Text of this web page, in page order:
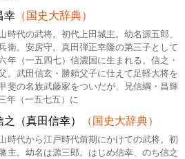
幸 （国史大辞典）
時代の武将。初代上田城主。幼名源五郎、
衛。安房守。真田弾正幸隆の第三子として
年（一五四七）信濃国に生まれる。信之・
。武田信玄・勝頼父子に仕えて足軽大将を
斐の名族武藤家をついだが、兄信綱・昌輝
年（一五七五）に
之（真田信幸） （国史大辞典）
時代から江戸時代前期にかけての武将。初
主。幼名は源三郎。はじめ信幸、のち信之